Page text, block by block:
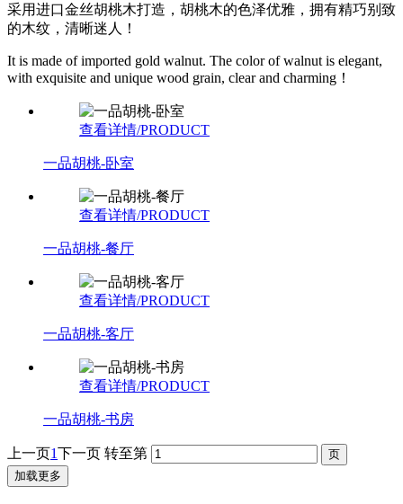
采用进口金丝胡桃木打造，胡桃木的色泽优雅，拥有精巧别致
的木纹，清晰迷人！
It is made of imported gold walnut. The color of walnut is elegant,
with exquisite and unique wood grain, clear and charming！
查看详情/PRODUCT
一品胡桃-卧室
查看详情/PRODUCT
一品胡桃-餐厅
查看详情/PRODUCT
一品胡桃-客厅
查看详情/PRODUCT
一品胡桃-书房
上一页1下一页 转至第
加载更多